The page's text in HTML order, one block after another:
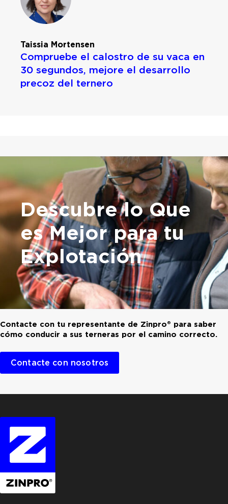
Taissia Mortensen
Compruebe el calostro de su vaca en
30 segundos, mejore el desarrollo
precoz del ternero
Descubre lo Que
es Mejor para tu
Explotación
Contacte con tu representante de Zinpro® para saber
cómo conducir a sus terneras por el camino correcto.
Contacte con nosotros